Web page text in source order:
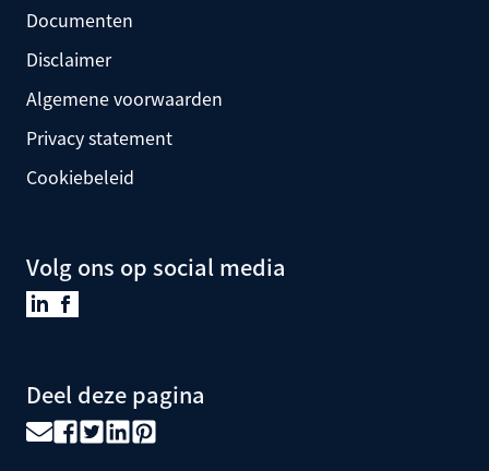
Documenten
Disclaimer
Algemene voorwaarden
Privacy statement
Cookiebeleid
Volg ons op social media
Deel deze pagina